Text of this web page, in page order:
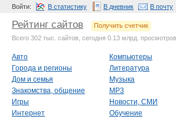
Войти: В статистику В дневник В почту
Рейтинг сайтов
Получить счетчик
Всего 302 тыс. сайтов, сегодня 0.13 млрд.
Авто
Города и регионы
Дом и семья
Знакомства, общение
Игры
Интернет
Компьютеры
Литература
Музыка
MP3
Новости, СМИ
Обучение